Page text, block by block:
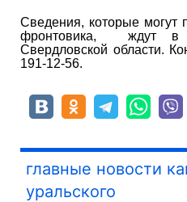
Сведения, которые могут
фронтовика, ждут
Свердловской области.
191-12-56.
главные новости
уральского